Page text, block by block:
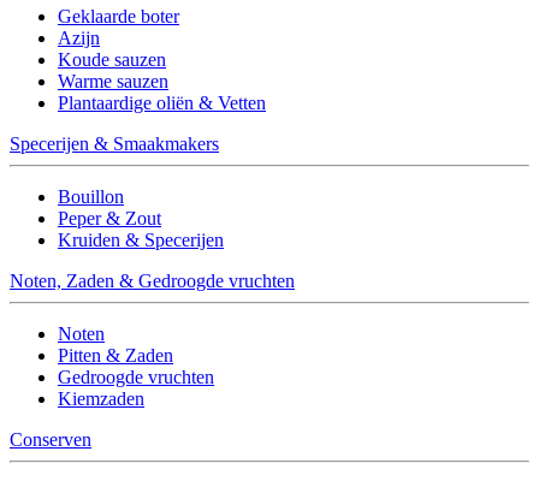
Geklaarde boter
Azijn
Koude sauzen
Warme sauzen
Plantaardige oliën & Vetten
Specerijen & Smaakmakers
Bouillon
Peper & Zout
Kruiden & Specerijen
Noten, Zaden & Gedroogde vruchten
Noten
Pitten & Zaden
Gedroogde vruchten
Kiemzaden
Conserven